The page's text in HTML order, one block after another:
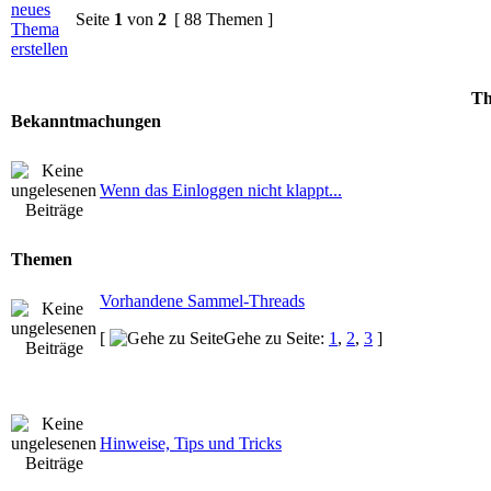
Seite 1 von 2 [ 88 Themen ]
Bekanntmachungen
Wenn das Einloggen nicht klappt...
Themen
Vorhandene Sammel-Threads
[
Gehe zu Seite: 1 , 2, 3 ]
Hinweise, Tips und Tricks